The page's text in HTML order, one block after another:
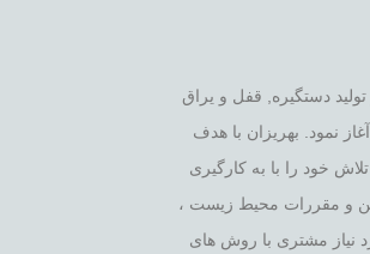
ی طراحی و تولید دستگیره, قفل و یراق
نمود. بهریزان با هدف
کیفیت و نوآوری طی ۴۰ سال, تمامی تلاش خود را با به کارگیری
و مقررات محیط زیست ،
نیاز مشتری با روش های